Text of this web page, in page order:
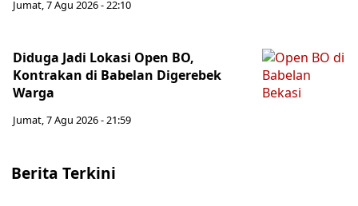
Jumat, 7 Agu 2026 - 22:10
Diduga Jadi Lokasi Open BO,
Kontrakan di Babelan Digerebek
Warga
Jumat, 7 Agu 2026 - 21:59
Berita Terkini